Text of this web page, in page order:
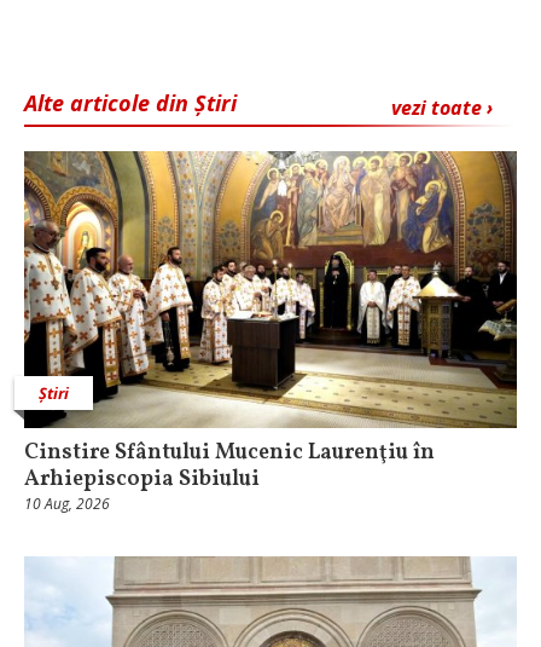
vezi toate ›
Alte articole din Știri
Știri
Cinstire Sfântului Mucenic Laurenţiu în
Arhiepiscopia Sibiului
10 Aug, 2026